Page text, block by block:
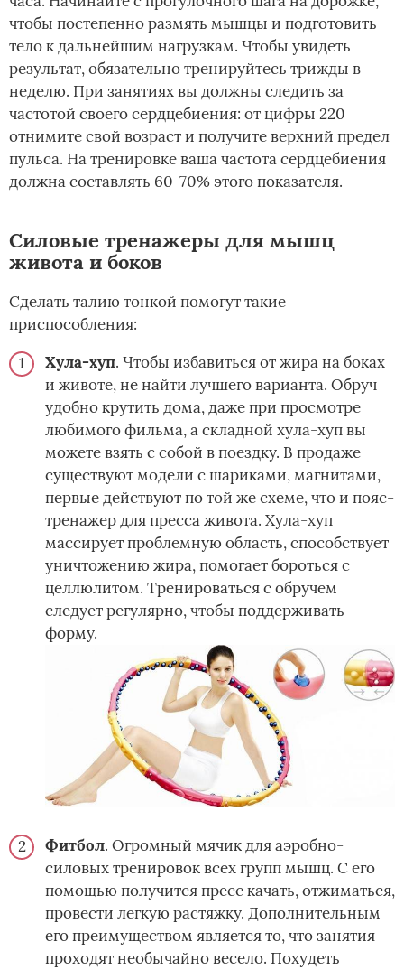
чтобы постепенно размять мышцы и подготовить
тело к дальнейшим нагрузкам. Чтобы увидеть
результат, обязательно тренируйтесь трижды в
неделю. При занятиях вы должны следить за
частотой своего сердцебиения: от цифры 220
отнимите свой возраст и получите верхний предел
пульса. На тренировке ваша частота сердцебиения
должна составлять 60-70% этого показателя.
Силовые тренажеры для мышц
живота и боков
Сделать талию тонкой помогут такие
приспособления:
Хула-хуп. Чтобы избавиться от жира на боках
и животе, не найти лучшего варианта. Обруч
удобно крутить дома, даже при просмотре
любимого фильма, а складной хула-хуп вы
можете взять с собой в поездку. В продаже
существуют модели с шариками, магнитами,
первые действуют по той же схеме, что и пояс-
тренажер для пресса живота. Хула-хуп
массирует проблемную область, способствует
уничтожению жира, помогает бороться с
целлюлитом. Тренироваться с обручем
следует регулярно, чтобы поддерживать
форму.
Фитбол. Огромный мячик для аэробно-
силовых тренировок всех групп мышц. С его
помощью получится пресс качать, отжиматься,
провести легкую растяжку. Дополнительным
его преимуществом является то, что занятия
проходят необычайно весело. Похудеть